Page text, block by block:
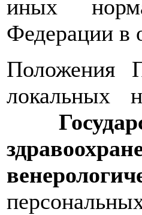
иных
Федерации в
Положения
локальных